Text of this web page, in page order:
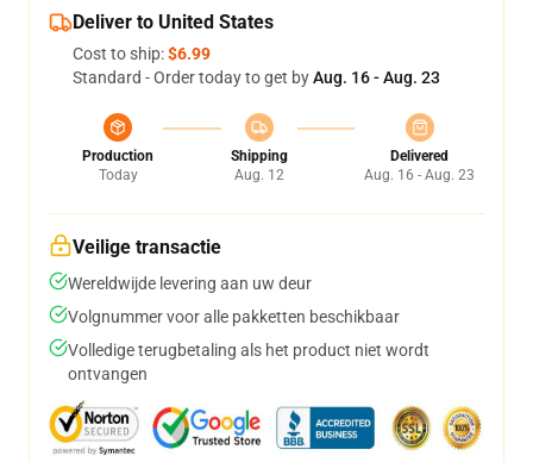
Deliver to United States
Cost to ship:$6.99
Standard - Order today to get byAug. 16 - Aug. 23
Production
Today
Shipping
Aug. 12
Delivered
Aug. 16 - Aug. 23
Veilige transactie
Wereldwijde levering aan uw deur
Volgnummer voor alle pakketten beschikbaar
Volledige terugbetaling als het product niet wordt
ontvangen